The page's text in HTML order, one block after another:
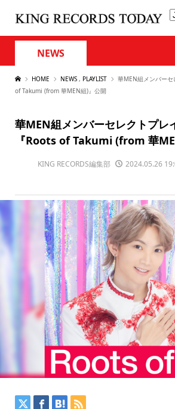
NEWS
HOME NEWS , PLAYLIST
華MEN組メンバー
of Takumi (from 華MEN組)』公開
華MEN組メンバーセレクトプレ
『Roots of Takumi (from 華
KING RECORDS編集部 2024.05.26